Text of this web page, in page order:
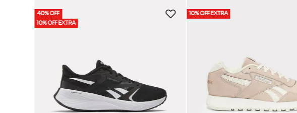
40% OFF
10% OFF EXTRA
10% OFF EXTRA